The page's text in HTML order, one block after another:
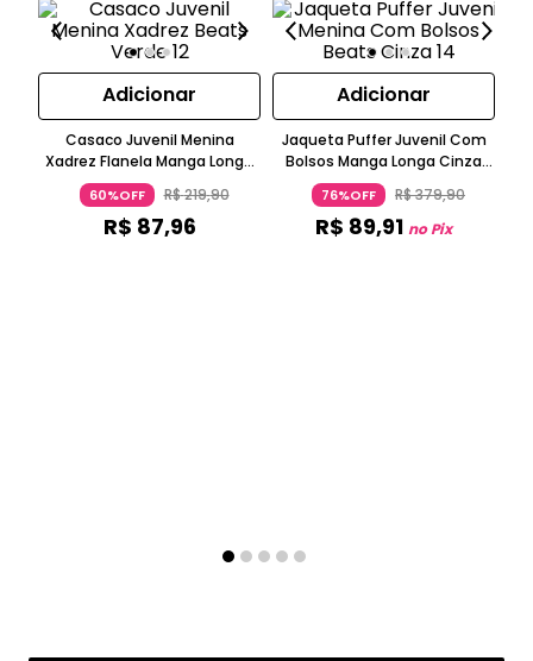
Adicionar
Casaco Juvenil Menina
Xadrez Flanela Manga Longa
Verde
60%OFF R$219,90
R$ 87,96
Adicionar
Jaqueta Puffer Juvenil Com
Bolsos Manga Longa Cinza
Claro
76%OFF R$379,90
R$ 89,91 no Pix